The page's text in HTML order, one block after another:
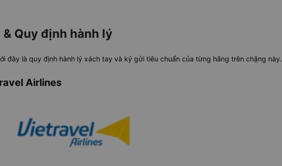
Quy định hành lý
đây là quy định hành lý xách tay và ký gửi tiêu chuẩn của từng hãng trên chặng này.
Airlines